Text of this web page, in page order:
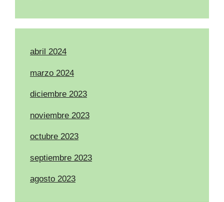
abril 2024
marzo 2024
diciembre 2023
noviembre 2023
octubre 2023
septiembre 2023
agosto 2023